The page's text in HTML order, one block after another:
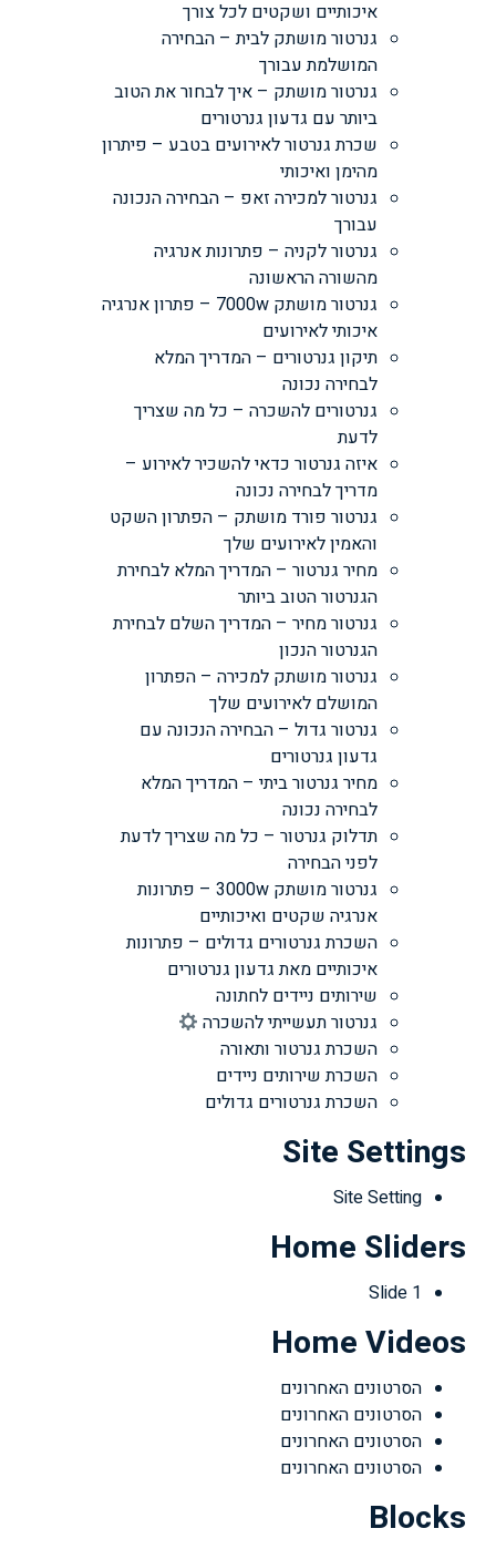
איכותיים ושקטים לכל צורך
גנרטור מושתק לבית – הבחירה
המושלמת עבורך
גנרטור מושתק – איך לבחור את הטוב
ביותר עם גדעון גנרטורים
שכרת גנרטור לאירועים בטבע – פיתרון
מהימן ואיכותי
גנרטור למכירה זאפ – הבחירה הנכונה
עבורך
גנרטור לקניה – פתרונות אנרגיה
מהשורה הראשונה
גנרטור מושתק 7000w – פתרון אנרגיה
איכותי לאירועים
תיקון גנרטורים – המדריך המלא
לבחירה נכונה
גנרטורים להשכרה – כל מה שצריך
לדעת
איזה גנרטור כדאי להשכיר לאירוע –
מדריך לבחירה נכונה
גנרטור פורד מושתק – הפתרון השקט
והאמין לאירועים שלך
מחיר גנרטור – המדריך המלא לבחירת
הגנרטור הטוב ביותר
גנרטור מחיר – המדריך השלם לבחירת
הגנרטור הנכון
גנרטור מושתק למכירה – הפתרון
המושלם לאירועים שלך
גנרטור גדול – הבחירה הנכונה עם
גדעון גנרטורים
מחיר גנרטור ביתי – המדריך המלא
לבחירה נכונה
תדלוק גנרטור – כל מה שצריך לדעת
לפני הבחירה
גנרטור מושתק 3000w – פתרונות
אנרגיה שקטים ואיכותיים
השכרת גנרטורים גדולים – פתרונות
איכותיים מאת גדעון גנרטורים
שירותים ניידים לחתונה
גנרטור תעשייתי להשכרה
השכרת גנרטור ותאורה
השכרת שירותים ניידים
השכרת גנרטורים גדולים
Site Settings
Site Setting
Home Sliders
Slide 1
Home Videos
הסרטונים האחרונים
הסרטונים האחרונים
הסרטונים האחרונים
הסרטונים האחרונים
Blocks